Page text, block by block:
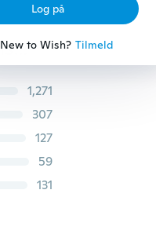
Log på
New to Wish? Tilmeld
1 Stk Mode Kvinder 925 Sølvbelagt Bredde 2mm Rund kantstenskæde Halskæde smykker 16"-30" (valgt størrelse)
1,271
307
127
59
131